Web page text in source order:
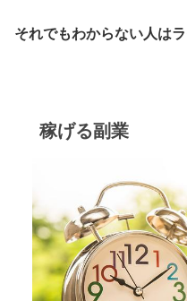
それでもわからない人はラ
稼げる副業